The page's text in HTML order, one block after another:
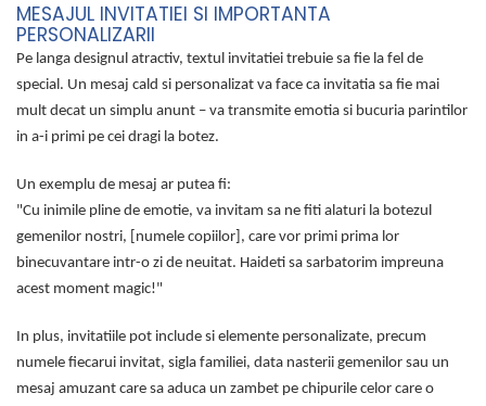
MESAJUL INVITATIEI SI IMPORTANTA
PERSONALIZARII
Pe langa designul atractiv, textul invitatiei trebuie sa fie la fel de
special. Un mesaj cald si personalizat va face ca invitatia sa fie mai
mult decat un simplu anunt – va transmite emotia si bucuria parintilor
in a-i primi pe cei dragi la botez.
Un exemplu de mesaj ar putea fi:
"Cu inimile pline de emotie, va invitam sa ne fiti alaturi la botezul
gemenilor nostri, [numele copiilor], care vor primi prima lor
binecuvantare intr-o zi de neuitat. Haideti sa sarbatorim impreuna
acest moment magic!"
In plus, invitatiile pot include si elemente personalizate, precum
numele fiecarui invitat, sigla familiei, data nasterii gemenilor sau un
mesaj amuzant care sa aduca un zambet pe chipurile celor care o